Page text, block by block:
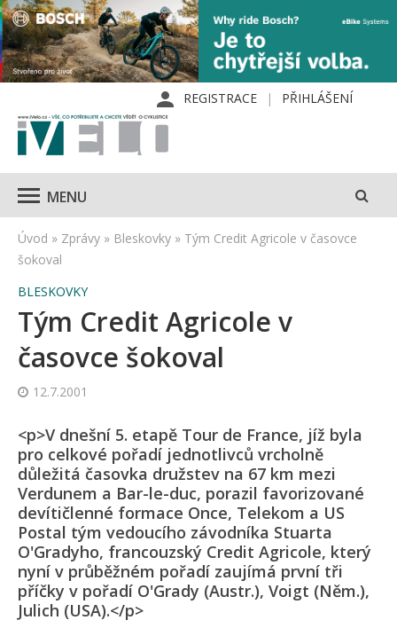
REGISTRACE PŘIHLÁŠENÍ
MENU
Úvod » Zprávy » Bleskovky » Tým Credit Agricole v časovce
šokoval
BLESKOVKY
Tým Credit Agricole v
časovce šokoval
12.7.2001
<p>V dnešní 5. etapě Tour de France, jíž byla
pro celkové pořadí jednotlivců vrcholně
důležitá časovka družstev na 67 km mezi
Verdunem a Bar-le-duc, porazil favorizované
devítičlenné formace Once, Telekom a US
Postal tým vedoucího závodníka Stuarta
O'Gradyho, francouzský Credit Agricole, který
nyní v průběžném pořadí zaujímá první tři
příčky v pořadí O'Grady (Austr.), Voigt (Něm.),
Julich (USA).</p>